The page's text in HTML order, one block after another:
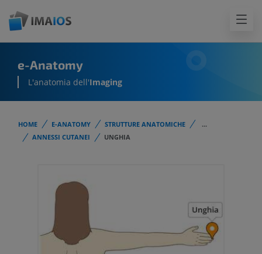
e-Anatomy
L'anatomia dell'Imaging
HOME E-ANATOMY STRUTTURE ANATOMICHE
...
ANNESSI CUTANEI
UNGHIA